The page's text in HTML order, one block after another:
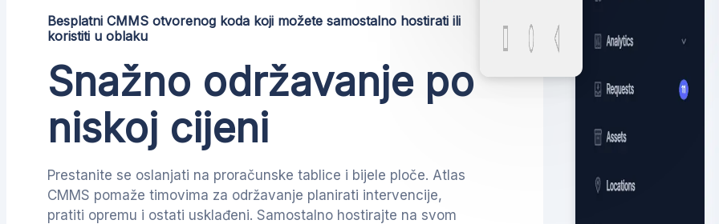
Besplatni CMMS otvorenog koda koji možete samostalno hostirati ili
koristiti u oblaku
Snažno održavanje po
niskoj cijeni
Prestanite se oslanjati na proračunske tablice i bijele ploče. Atlas
CMMS pomaže timovima za održavanje planirati intervencije,
pratiti opremu i ostati usklađeni. Samostalno hostirajte na svom